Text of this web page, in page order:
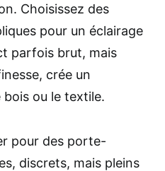
Choisissez des
pour un éclairage
parfois brut, mais
crée un
ou le textile.
pour des porte-
discrets, mais pleins